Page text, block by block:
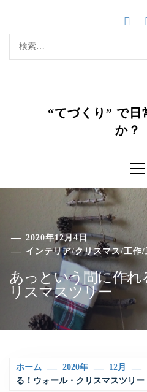
テ
“てづくり” で日
か？
イ
メ
ニ
2020年12月4日
インテリア/クリスマス/工作/
あっという間に作れ
リスマスツリー
ホーム 2020年 12月
る！ウォール・クリスマスツリー